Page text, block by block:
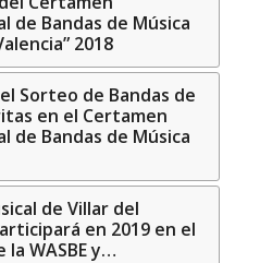
de Bandas de Música
2018
Sorteo de Bandas de
en el Certamen
de Bandas de Música
de Villar del
en 2019 en el
la WASBE y…